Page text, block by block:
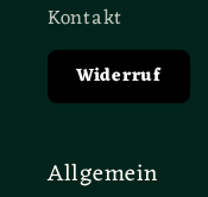
Kontakt
Widerruf
Allgemein